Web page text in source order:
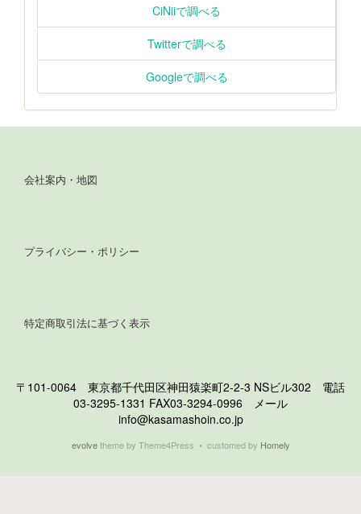
CiNiiで調べる
Twitterで調べる
Googleで調べる
会社案内・地図
プライバシー・ポリシー
特定商取引法に基づく表示
〒101-0064 東京都千代田区神田猿楽町2-2-3 NSビル302 電話
03-3295-1331 FAX03-3294-0996 メール
info@kasamashoin.co.jp
evolvetheme by Theme4Press • customed by Homely